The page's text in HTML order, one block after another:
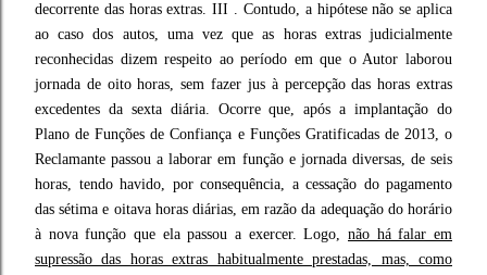
decorrente das horas extras. III . Contudo, a hipótese não se aplica
ao caso dos autos, uma vez que as horas extras judicialmente
reconhecidas dizem respeito ao período em que o Autor laborou
jornada de oito horas, sem fazer jus à percepção das horas extras
excedentes da sexta diária. Ocorre que, após a implantação do
Plano de Funções de Confiança e Funções Gratificadas de 2013, o
Reclamante passou a laborar em função e jornada diversas, de seis
horas, tendo havido, por consequência, a cessação do pagamento
das sétima e oitava horas diárias, em razão da adequação do horário
à nova função que ela passou a exercer. Logo, não há falar em
supressão das horas extras habitualmente prestadas, mas, como